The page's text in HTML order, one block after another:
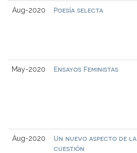
Aug-2020 Poesía selecta
May-2020 Ensayos Feministas
Aug-2020
Un nuevo aspecto de la
cuestión